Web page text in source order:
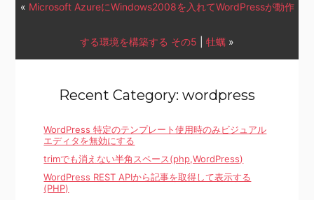
« Microsoft AzureにWindows2008を入れてWordPressが動作
する環境を構築する その5 牡蠣 »
Recent Category: wordpress
WordPress 特定のテンプレート使用時のみビジュアル
エディタを無効にする
trimでも消えない半角スペース(php,WordPress)
WordPress REST APIから記事を取得して表示する
(PHP)